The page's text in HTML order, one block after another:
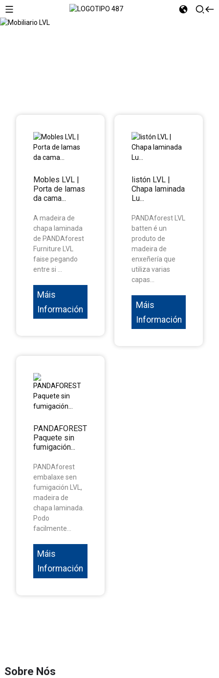
Mobles LVL |
Porta de lamas
da cama...
A madeira de
chapa laminada
de PANDAforest
Furniture LVL
faise pegando
entre si ...
Máis
Información
listón LVL |
Chapa laminada
Lu...
PANDAforest LVL
batten é un
produto de
madeira de
enxeñería que
utiliza varias
capas...
Máis
Información
PANDAFOREST
Paquete sin
fumigación...
PANDAforest
embalaxe sen
fumigación LVL,
madeira de
chapa laminada.
Podo
facilmente...
Máis
Información
Sobre Nós